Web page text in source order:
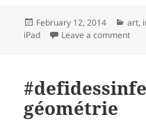
Posted
on
February 12, 2014 art,
iPad
Leave a commenton
géométrie